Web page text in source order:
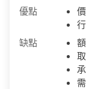
優點
缺點